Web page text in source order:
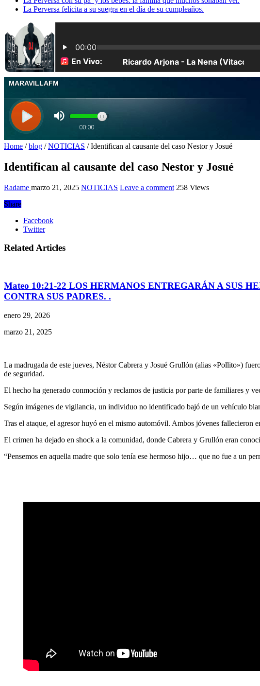
La Perversa felicita a su suegra en el día de su cumpleaños.
Home / blog / NOTICIAS / Identifican al causante del caso Nestor y Josué
Identifican al causante del caso Nestor y Josué
Radame marzo 21, 2025 NOTICIAS Leave a comment 258 Views
Share
Facebook
Twitter
Related Articles
Mateo 10:21-22 LOS HERMANOS ENTREGARÁN A SUS
CONTRA SUS PADRES. .
enero 29, 2026
marzo 21, 2025
La madrugada de este jueves, Néstor Cabrera y Josué Grullón (alias «Pollito»)
de seguridad.
El hecho ha generado conmoción y reclamos de justicia por parte de familiares y
Según imágenes de vigilancia, un individuo no identificado bajó de un vehículo
Tras el ataque, el agresor huyó en el mismo automóvil. Ambos jóvenes fallecieron
El crimen ha dejado en shock a la comunidad, donde Cabrera y Grullón eran
“Pensemos en aquella madre que solo tenía ese hermoso hijo… que no fue a un